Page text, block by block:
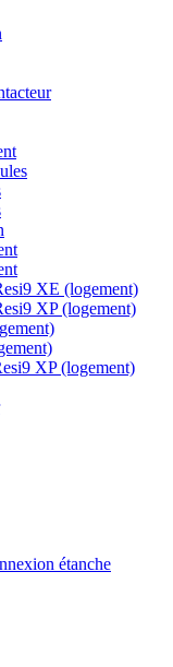
XE (logement)
XP (logement)
XP (logement)
étanche